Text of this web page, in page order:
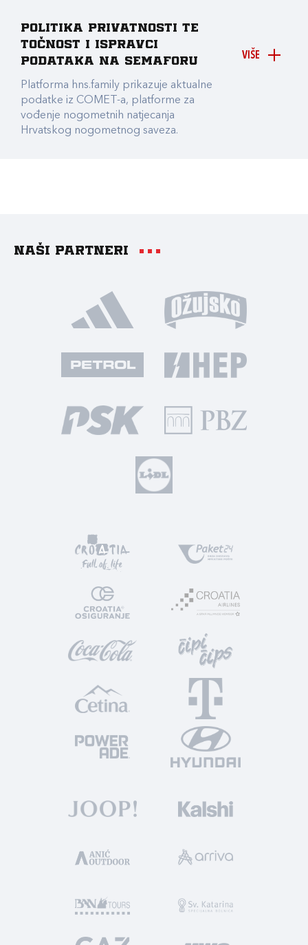
VIŠE
Politika privatnosti te
točnost i ispravci
podataka na Semaforu
Platforma hns.family prikazuje aktualne
podatke iz COMET-a, platforme za
vođenje nogometnih natjecanja
Hrvatskog nogometnog saveza.
Naši partneri